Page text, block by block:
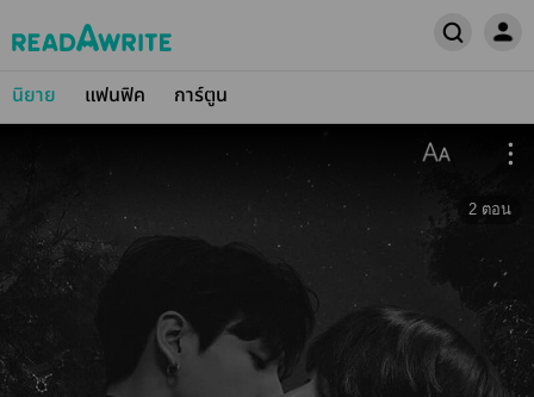
นิยาย แฟนฟิค การ์ตูน
2 ตอน